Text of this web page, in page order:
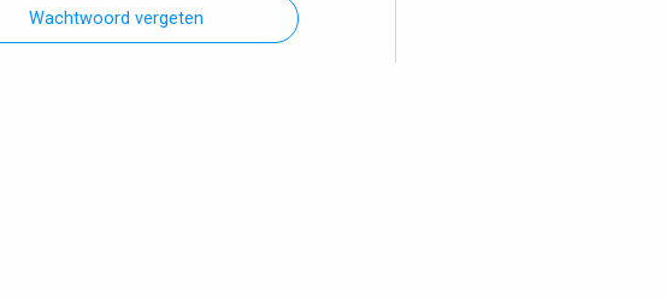
Wachtwoord vergeten